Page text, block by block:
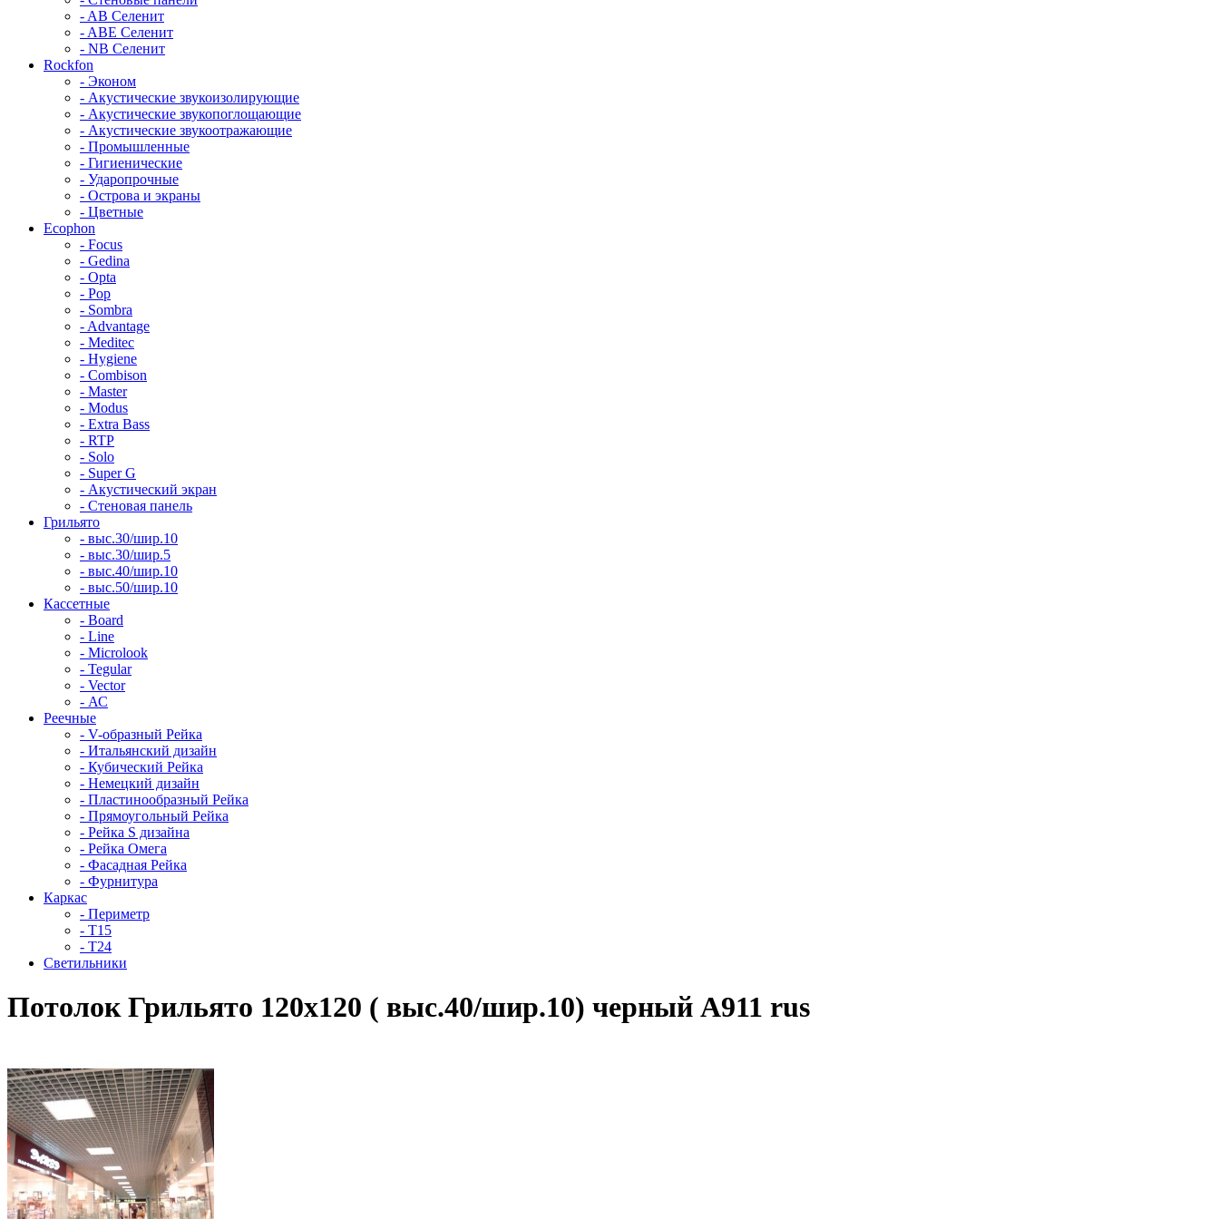
- AB Селенит
- ABE Селенит
- NB Селенит
Rockfon
- Эконом
- Акустические звукоизолирующие
- Акустические звукопоглощающие
- Акустические звукоотражающие
- Промышленные
- Гигиенические
- Ударопрочные
- Острова и экраны
- Цветные
Ecophon
- Focus
- Gedina
- Opta
- Pop
- Sombra
- Advantage
- Meditec
- Hygiene
- Combison
- Master
- Modus
- Extra Bass
- RTP
- Solo
- Super G
- Акустический экран
- Стеновая панель
Грильято
- выс.30/шир.10
- выс.30/шир.5
- выс.40/шир.10
- выс.50/шир.10
Кассетные
- Board
- Line
- Microlook
- Tegular
- Vector
- АС
Реечные
- V-образный Рейка
- Итальянский дизайн
- Кубический Рейка
- Немецкий дизайн
- Пластинообразный Рейка
- Прямоугольный Рейка
- Рейка S дизайна
- Рейка Омега
- Фасадная Рейка
- Фурнитура
Каркас
- Периметр
- Т15
- Т24
Светильники
Потолок Грильято 120х120 ( выс.40/шир.10) черный А911 rus